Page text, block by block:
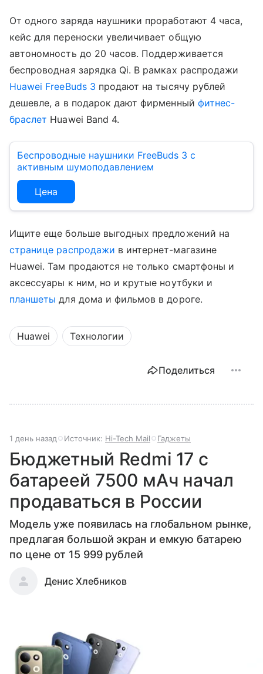
От одного заряда наушники проработают 4 часа,
кейс для переноски увеличивает общую
автономность до 20 часов. Поддерживается
беспроводная зарядка Qi. В рамках распродажи
Huawei FreeBuds 3 продают на тысячу рублей
дешевле, а в подарок дают фирменный фитнес-
браслет Huawei Band 4.
Беспроводные наушники FreeBuds 3 с
активным шумоподавлением
Цена
Ищите еще больше выгодных предложений на
странице распродажи в интернет-магазине
Huawei. Там продаются не только смартфоны и
аксессуары к ним, но и крутые ноутбуки и
планшеты для дома и фильмов в дороге.
Huawei Технологии
Поделиться
1 день назад Источник: Hi-Tech Mail Гаджеты
Бюджетный Redmi 17 с
батареей 7500 мАч начал
продаваться в России
Модель уже появилась на глобальном рынке,
предлагая большой экран и емкую батарею
по цене от 15 999 рублей
Денис Хлебников